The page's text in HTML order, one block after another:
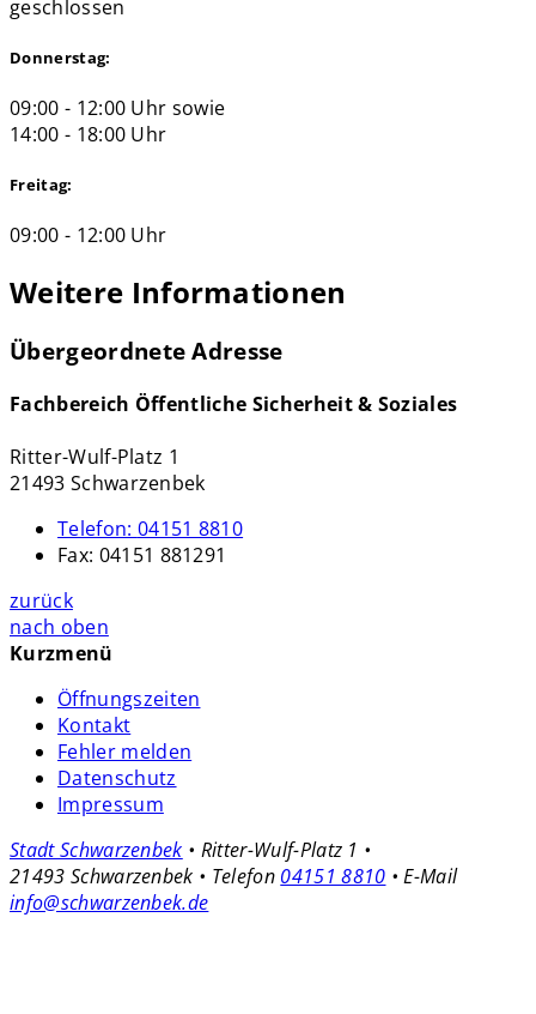
geschlossen
Donnerstag:
09:00 - 12:00 Uhr sowie
14:00 - 18:00 Uhr
Freitag:
09:00 - 12:00 Uhr
Weitere Informationen
Übergeordnete Adresse
Fachbereich Öffentliche Sicherheit & Soziales
Ritter-Wulf-Platz 1
21493 Schwarzenbek
Telefon: 04151 8810
Fax: 04151 881291
zurück
nach oben
Kurzmenü
Öffnungszeiten
Kontakt
Fehler melden
Datenschutz
Impressum
Stadt Schwarzenbek • Ritter-Wulf-Platz 1 •
21493 Schwarzenbek • Telefon 04151 8810 • E-Mail
info@schwarzenbek.de